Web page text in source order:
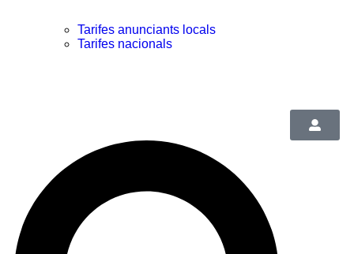
Tarifes anunciants locals
Tarifes nacionals